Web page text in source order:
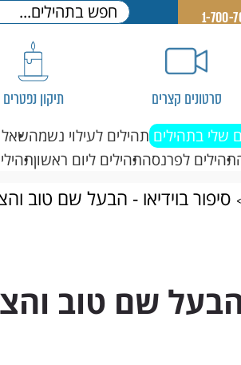
סרטונים קצרים תיקון נפטרים
שלי בתהילים תהילים לעילוי נשמה
תהילים לפרנסהתהילים ליום ראשון
סיפור בוידיאו - הבעל שם טוב
הבעל שם טוב